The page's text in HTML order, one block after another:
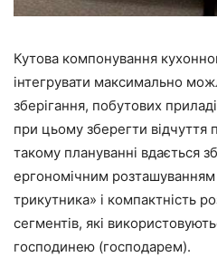
Кутова компонування
інтегрувати максимально
зберігання, побутових
при цьому зберегти відчуття
такому плануванні вдається
ергономічним
трикутника» і компактність
сегментів, які
господинею (господарем).